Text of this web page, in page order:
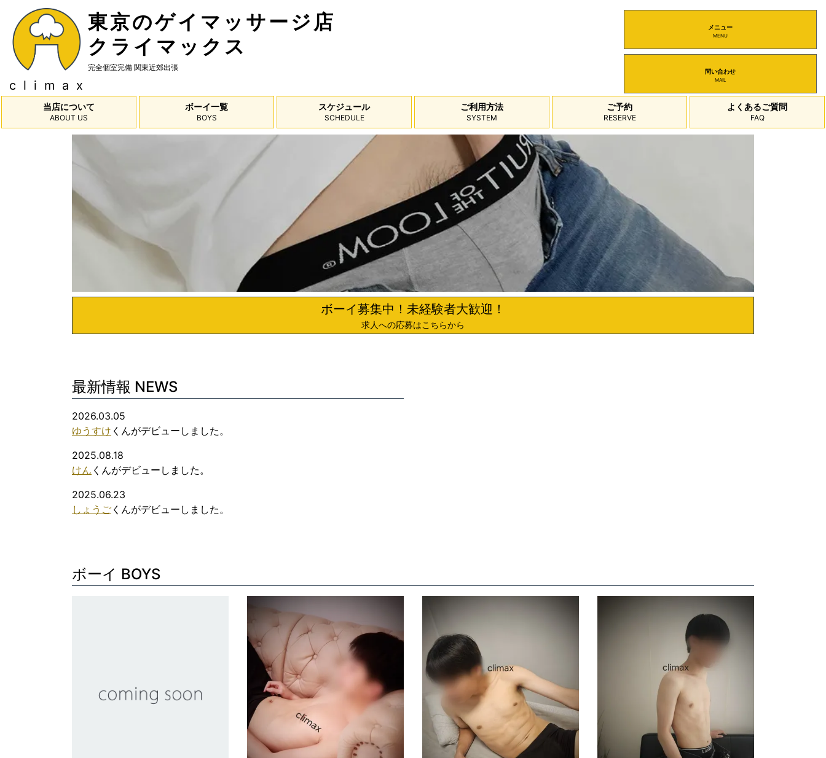
東京のゲイマッサージ店
クライマックス
完全個室完備 関東近郊出張
climax
メニュー
MENU
問い合わせ
MAIL
当店について
ABOUT US
ボーイ一覧
BOYS
スケジュール
SCHEDULE
ご利用方法
SYSTEM
ご予約
RESERVE
よくあるご質問
FAQ
ボーイ募集中！未経験者大歓迎！
求人への応募はこちらから
最新情報 NEWS
2026.03.05
ゆうすけ くんがデビューしました。
2025.08.18
けん くんがデビューしました。
2025.06.23
しょうご くんがデビューしました。
ボーイ BOYS